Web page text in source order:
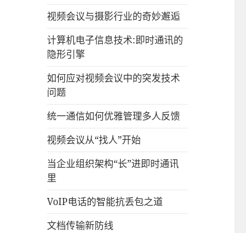
视频会议与摄影行业的奇妙邂逅
计算机电子信息技术:即时通讯的
隐形引擎
如何应对视频会议中的突发技术
问题
统一通信如何优雅管理多人反馈
视频会议从“找人”开始
当企业组织架构“长”进即时通讯
里
VoIP电话的智能抗丢包之道
文档传输新防线